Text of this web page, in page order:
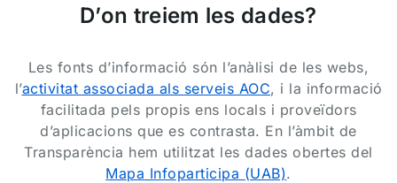
D’on treiem les dades?
Les fonts d’informació són l’anàlisi de les webs,
l’activitat associada als serveis AOC, i la informació
facilitada pels propis ens locals i proveïdors
d’aplicacions que es contrasta. En l’àmbit de
Transparència hem utilitzat les dades obertes del
Mapa Infoparticipa (UAB).